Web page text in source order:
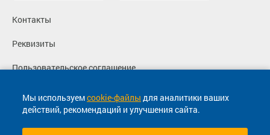
Мы используемcookie-файлы для аналитики ваших
действий, рекомендаций и улучшения сайта.
Контакты
Реквизиты
Пользовательское соглашение
Политика конфиденциальности
Согласие на маркетинговые сообщения